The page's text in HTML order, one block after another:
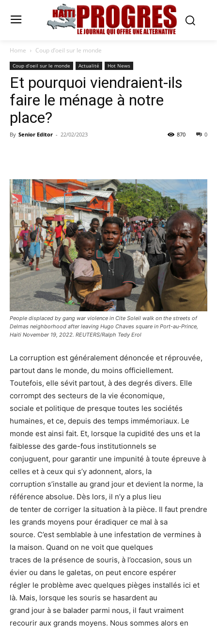
Home Coup d’oeil sur le monde
Coup d’oeil sur le monde Actualité Hot News
Et pourquoi viendraient-ils
faire le ménage à notre
place?
By Senior Editor - 22/02/2023 0
870
People displaced by gang war violence in Cite Soleil walk on the streets of
Delmas neighborhood after leaving Hugo Chaves square in Port-au-Prince,
Haiti November 19, 2022. REUTERS/Ralph Tedy Erol
La corruption est généralement dénoncée et réprouvée,
partout dans le monde, du moins officiellement.
Toutefois, elle sévit partout, à des degrés divers. Elle
corrompt des secteurs de la vie économique,
sociale et politique de presque toutes les sociétés
humaines, et ce, depuis des temps immémoriaux. Le
monde est ainsi fait. Et, lorsque la cupidité des uns et la
faiblesse des garde-fous institutionnels se
conjuguent, pour garantir une impunité à toute épreuve à
celles et à ceux qui s’y adonnent, alors, la
corruption s’installe au grand jour et devient la norme, la
référence absolue. Dès lors, il n’y a plus lieu
de tenter de corriger la situation à la pièce. Il faut prendre
les grands moyens pour éradiquer ce mal à sa
source. C’est semblable à une infestation de vermines à
la maison. Quand on ne voit que quelques
traces de la présence de souris, à l’occasion, sous un
évier ou dans le galetas, on peut encore espérer
régler le problème avec quelques pièges installés ici et
là. Mais, lorsque les souris se hasardent au
grand jour à se balader parmi nous, il faut vraiment
recourir aux grands moyens. Nous sommes alors en